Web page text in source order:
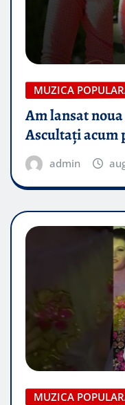
MUZICA
Am lansat
Ascultați acum
admin
MUZICA